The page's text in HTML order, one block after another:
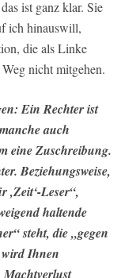
ist ganz klar. Sie
ich hinauswill,
die als Linke
nicht mitgehen.
Ein Rechter ist
auch
eine Zuschreibung.
Beziehungsweise,
,Zeit‘-Leser“,
haltende
steht, die „gegen
Ihnen
Machtverlust